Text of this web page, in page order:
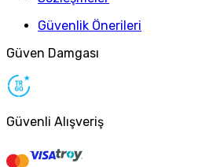
Güvenlik Önerileri
Güven Damgası
Güvenli Alışveriş